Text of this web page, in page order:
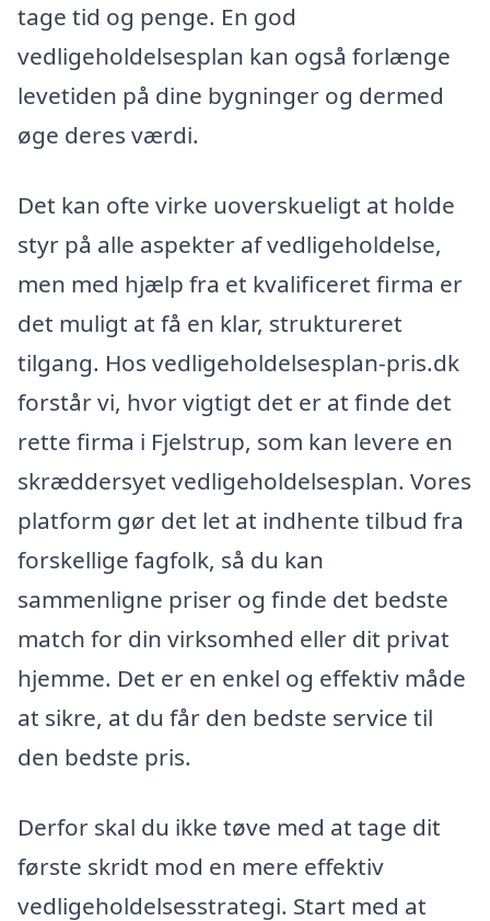
tage tid og penge. En god
vedligeholdelsesplan kan også forlænge
levetiden på dine bygninger og dermed
øge deres værdi.
Det kan ofte virke uoverskueligt at holde
styr på alle aspekter af vedligeholdelse,
men med hjælp fra et kvalificeret firma er
det muligt at få en klar, struktureret
tilgang. Hos vedligeholdelsesplan-pris.dk
forstår vi, hvor vigtigt det er at finde det
rette firma i Fjelstrup, som kan levere en
skræddersyet vedligeholdelsesplan. Vores
platform gør det let at indhente tilbud fra
forskellige fagfolk, så du kan
sammenligne priser og finde det bedste
match for din virksomhed eller dit privat
hjemme. Det er en enkel og effektiv måde
at sikre, at du får den bedste service til
den bedste pris.
Derfor skal du ikke tøve med at tage dit
første skridt mod en mere effektiv
vedligeholdelsesstrategi. Start med at